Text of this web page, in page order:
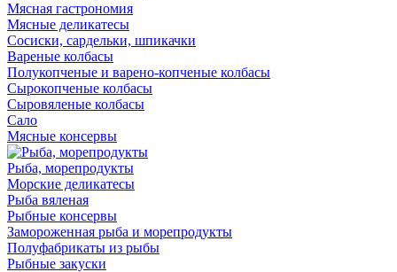
Мясная гастрономия
Мясные деликатесы
Сосиски, сардельки, шпикачки
Вареные колбасы
Полукопченые и варено-копченые колбасы
Сырокопченые колбасы
Сыровяленые колбасы
Сало
Мясные консервы
Рыба, морепродукты
Морские деликатесы
Рыба вяленая
Рыбные консервы
Замороженная рыба и морепродукты
Полуфабрикаты из рыбы
Рыбные закуски